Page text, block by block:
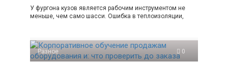
У фургона кузов является рабочим инструментом не
меньше, чем само шасси. Ошибка в теплоизоляции,
Разное 0